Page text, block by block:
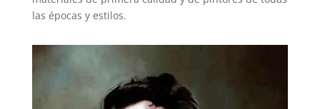
las épocas y estilos.